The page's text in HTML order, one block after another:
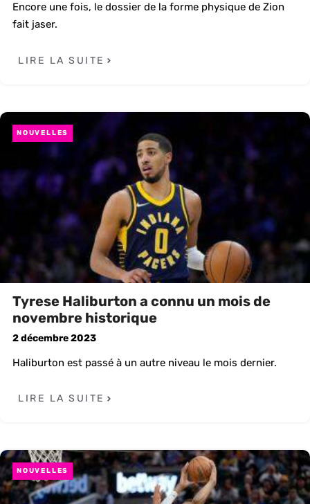
Encore une fois, le dossier de la forme physique de Zion
fait jaser.
LIRE LA SUITE
NOUVELLES
Tyrese Haliburton a connu un mois de
novembre historique
2 décembre 2023
Haliburton est passé à un autre niveau le mois dernier.
LIRE LA SUITE
NOUVELLES